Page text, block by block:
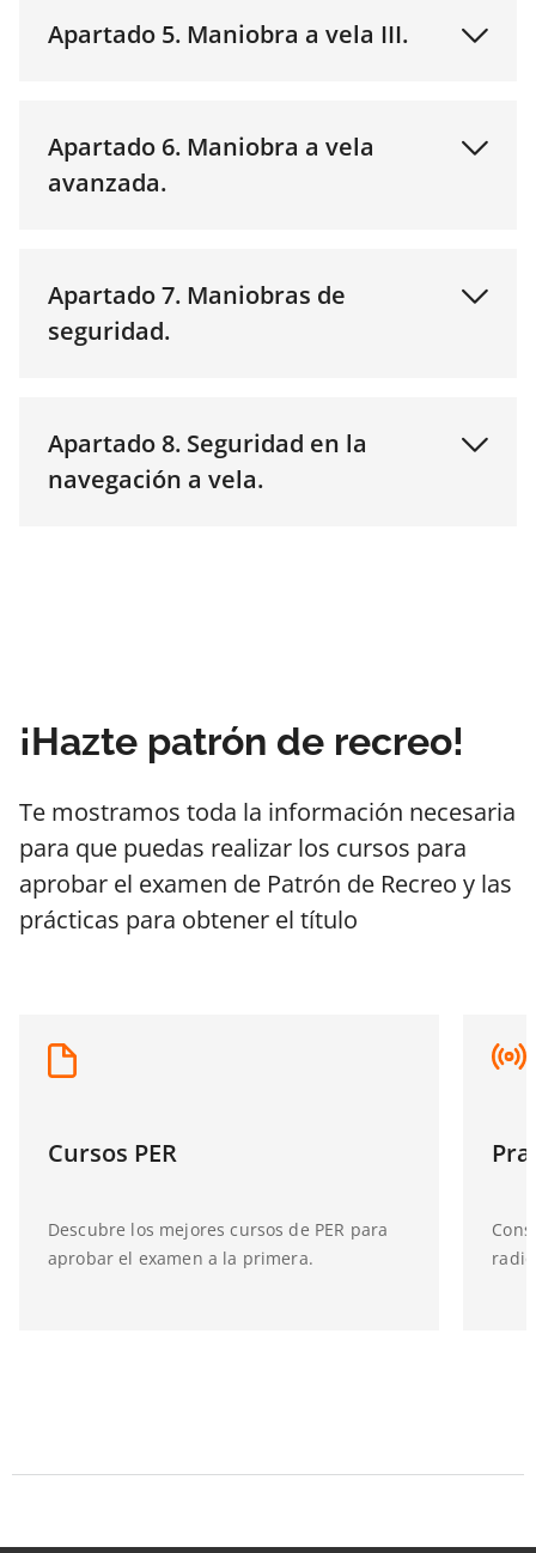
Apartado 5. Maniobra a vela III.
Apartado 6. Maniobra a vela
avanzada.
Apartado 7. Maniobras de
seguridad.
Apartado 8. Seguridad en la
navegación a vela.
¡Hazte patrón de recreo!
Te mostramos toda la información necesaria
para que puedas realizar los cursos para
aprobar el examen de Patrón de Recreo y las
prácticas para obtener el título
Cursos PER
Descubre los mejores cursos de PER para
aprobar el examen a la primera.